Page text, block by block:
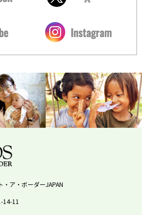
ア・ボーダーJAPAN
14-11